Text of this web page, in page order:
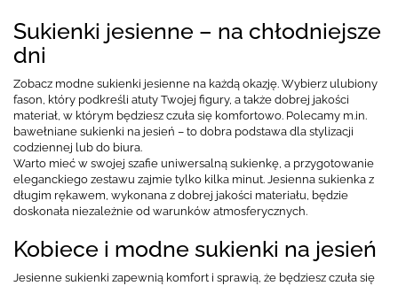
Sukienki jesienne – na chłodniejsze
dni
Zobacz modne sukienki jesienne na każdą okazję. Wybierz ulubiony
fason, który podkreśli atuty Twojej figury, a także dobrej jakości
materiał, w którym będziesz czuła się komfortowo. Polecamy m.in.
bawełniane sukienki na jesień – to dobra podstawa dla stylizacji
codziennej lub do biura.
Warto mieć w swojej szafie uniwersalną sukienkę, a przygotowanie
eleganckiego zestawu zajmie tylko kilka minut. Jesienna sukienka z
długim rękawem, wykonana z dobrej jakości materiału, będzie
doskonała niezależnie od warunków atmosferycznych.
Kobiece i modne sukienki na jesień
Jesienne sukienki zapewnią komfort i sprawią, że będziesz czuła się